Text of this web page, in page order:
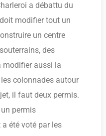
a débattu du
modifier tout un
un centre
des
modifier aussi la
colonnades autour
il faut deux permis.
permis
a été voté par les